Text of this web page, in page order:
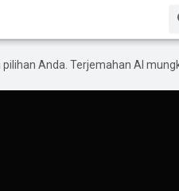
Anda. Terjemahan AI